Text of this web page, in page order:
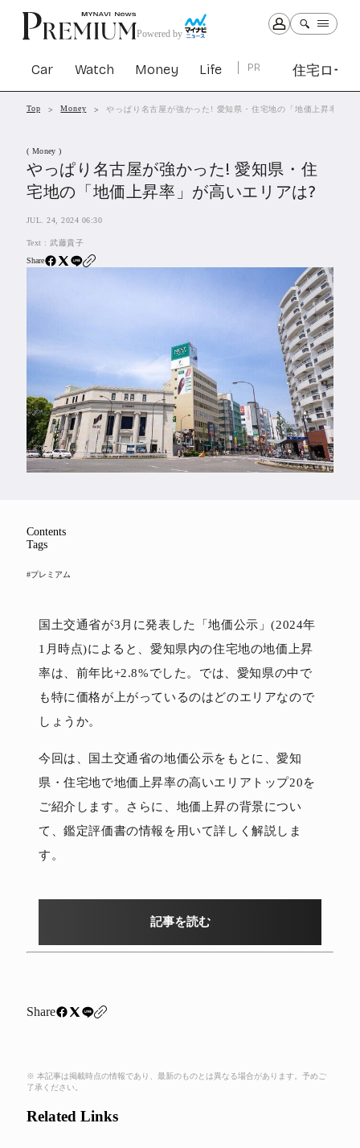
Powered by
Car Watch Money Life PR 住宅ロー
Car1305 Watch Money Life
住宅ローン
SBIネオトレード証券
Feature
Series
Top Money やっぱり名古屋が強かった! 愛知県・住宅地の「地価上昇率」が
( Money )
やっぱり名古屋が強かった! 愛知県・住
宅地の「地価上昇率」が高いエリアは?
JUL. 24, 2024 06:30
Text :武藤貴子
Share
Contents
Tags
#プレミアム
国土交通省が3月に発表した「地価公示」(2024年
1月時点)によると、愛知県内の住宅地の地価上昇
率は、前年比+2.8%でした。では、愛知県の中で
も特に価格が上がっているのはどのエリアなので
しょうか。
今回は、国土交通省の地価公示をもとに、愛知
県・住宅地で地価上昇率の高いエリアトップ20を
ご紹介します。さらに、地価上昇の背景につい
て、鑑定評価書の情報を用いて詳しく解説しま
す。
記事を読む
Share
※ 本記事は掲載時点の情報であり、最新のものとは異なる場合があります。予めご
了承ください。
Related Links